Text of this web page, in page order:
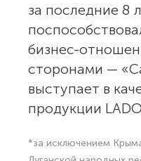
за последние 8
бизнес-
сторонами —
выступает в
продукции
*за исключением